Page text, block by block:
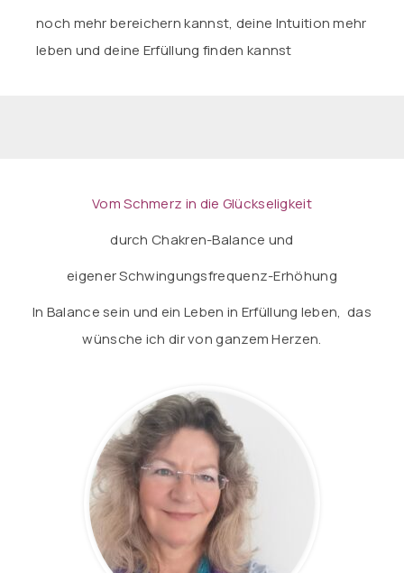
noch mehr bereichern kannst, deine Intuition mehr
leben und deine Erfüllung finden kannst
Vom Schmerz in die Glückseligkeit
durch Chakren-Balance und
eigener Schwingungsfrequenz-Erhöhung
In Balance sein und ein Leben in Erfüllung leben, das
wünsche ich dir von ganzem Herzen.